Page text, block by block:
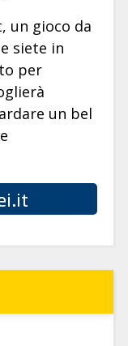
un gioco da
siete in
per
un bel